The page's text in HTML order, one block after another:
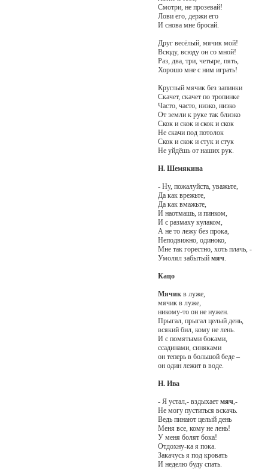
Смотри, не прозевай!
Лови его, держи его
И снова мне бросай.
Друг весёлый, мячик мой!
Всюду, всюду он со мной!
Раз, два, три, четыре, пять,
Хорошо мне с ним играть!
Круглый мячик без запинки
Скачет, скачет по тропинке
Часто, часто, низко, низко
От земли к руке так близко
Скок и скок и скок и скок
Не скачи под потолок
Скок и скок и стук и стук
Не уйдёшь от наших рук.
Н. Шемякина
- Ну, пожалуйста, уважьте,
Да как врежьте,
Да как вмажьте,
И наотмашь, и пинком,
И с размаху кулаком,
А не то лежу без прока,
Неподвижно, одиноко,
Мне так горестно, хоть плачь, -
Умолял забытый мяч.
Кацо
Мячик в луже,
мячик в луже,
никому-то он не нужен.
Прыгал, прыгал целый день,
всякий бил, кому не лень.
И с помятыми боками,
ссадинами, синяками
он теперь в большой беде –
он один лежит в воде.
Н. Ива
- Я устал,- вздыхает мяч,-
Не могу пуститься вскачь.
Ведь пинают целый день
Меня все, кому не лень!
У меня болят бока!
Отдохну-ка я пока.
Закачусь я под кровать
И неделю буду спать.